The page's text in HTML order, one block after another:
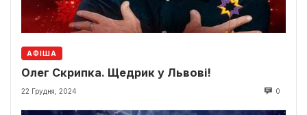
АФІША
Олег Скрипка. Щедрик у Львові!
22 Грудня, 2024 0